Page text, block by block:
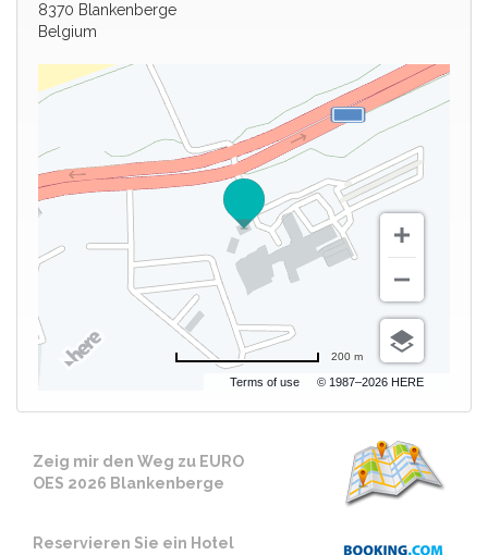
8370 Blankenberge
Belgium
Terms of use © 1987–2026 HERE
200 m
Zeig mir den Weg zu EURO
OES 2026 Blankenberge
Reservieren Sie ein Hotel